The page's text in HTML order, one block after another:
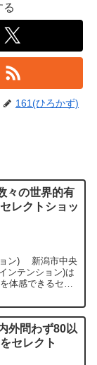
る
161(ひろかず)
々の世界的有
レクトショッ
ョン) 新潟市中央
ンテンション)は
体感できるセレ
外問わず80以
セレクト